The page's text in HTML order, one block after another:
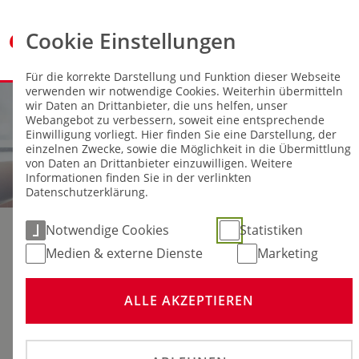
Cookie Einstellungen
Für die korrekte Darstellung und Funktion dieser Webseite
verwenden wir notwendige Cookies. Weiterhin übermitteln
wir Daten an Drittanbieter, die uns helfen, unser
Webangebot zu verbessern, soweit eine entsprechende
Einwilligung vorliegt. Hier finden Sie eine Darstellung, der
einzelnen Zwecke, sowie die Möglichkeit in die Übermittlung
von Daten an Drittanbieter einzuwilligen. Weitere
Informationen finden Sie in der verlinkten
Datenschutzerklärung.
Notwendige Cookies
Statistiken
Medien & externe Dienste
Marketing
ALLE AKZEPTIEREN